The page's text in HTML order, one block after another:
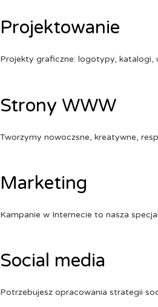
Projektowanie
Projekty graficzne: logotypy,
Strony WWW
Tworzymy nowoczsne, kreatywne,
Marketing
Kampanie w Internecie to nasza
Social media
Potrzebujesz opracowania strategii